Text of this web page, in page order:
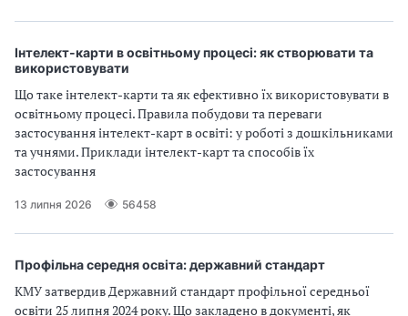
Інтелект-карти в освітньому процесі: як створювати та
використовувати
Що таке інтелект-карти та як ефективно їх використовувати в
освітньому процесі. Правила побудови та переваги
застосування інтелект-карт в освіті: у роботі з дошкільниками
та учнями. Приклади інтелект-карт та способів їх
застосування
13 липня 2026 56458
Профільна середня освіта: державний стандарт
КМУ затвердив Державний стандарт профільної середньої
освіти 25 липня 2024 року. Що закладено в документі, як